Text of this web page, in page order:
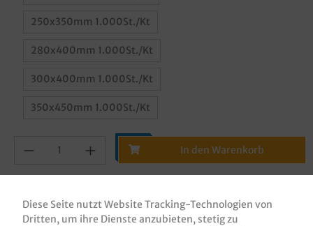
250x350mm 1.000St./Kt
280x400mm 1.000St./Kt
300x400mm 1.000St./Kt
350x450mm 1.000St./Kt
In den Warenkorb
Diese Seite nutzt Website Tracking-Technologien von
Dritten, um ihre Dienste anzubieten, stetig zu